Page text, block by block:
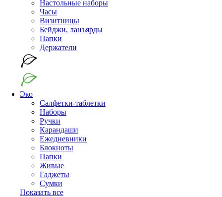
Настольные наборы
Часы
Визитницы
Бейджи, ланъярды
Папки
Держатели
Эко
Салфетки-таблетки
Наборы
Ручки
Карандаши
Ежедневники
Блокноты
Папки
Живые
Гаджеты
Сумки
Показать все